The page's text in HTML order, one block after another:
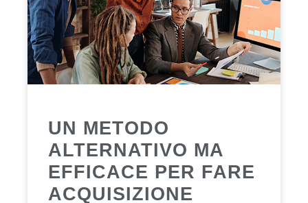
UN METODO
ALTERNATIVO MA
EFFICACE PER FARE
ACQUISIZIONE